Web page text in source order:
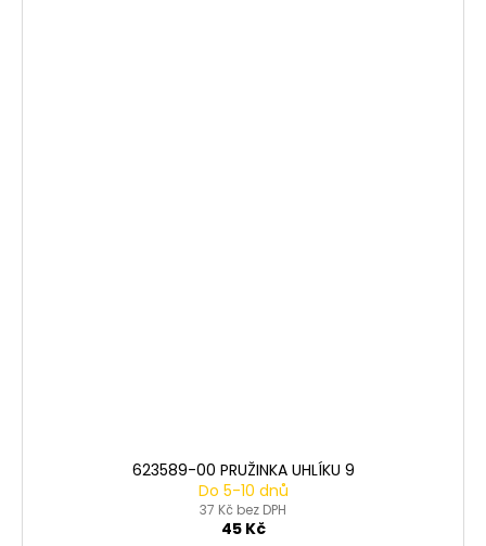
623589-00 PRUŽINKA UHLÍKU 9
Do 5-10 dnů
37 Kč bez DPH
45 Kč